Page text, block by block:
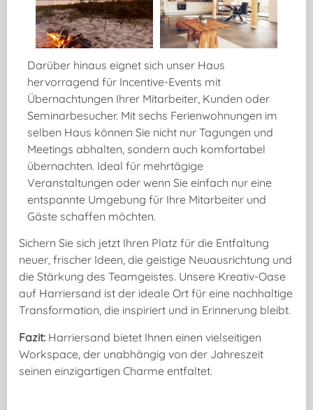
Darüber hinaus eignet sich unser Haus
hervorragend für Incentive-Events mit
Übernachtungen Ihrer Mitarbeiter, Kunden oder
Seminarbesucher. Mit sechs Ferienwohnungen im
selben Haus können Sie nicht nur Tagungen und
Meetings abhalten, sondern auch komfortabel
übernachten. Ideal für mehrtägige
Veranstaltungen oder wenn Sie einfach nur eine
entspannte Umgebung für Ihre Mitarbeiter und
Gäste schaffen möchten.
Sichern Sie sich jetzt Ihren Platz für die Entfaltung
neuer, frischer Ideen, die geistige Neuausrichtung und
die Stärkung des Teamgeistes. Unsere Kreativ-Oase
auf Harriersand ist der ideale Ort für eine nachhaltige
Transformation, die inspiriert und in Erinnerung bleibt.
Fazit: Harriersand bietet Ihnen einen vielseitigen
Workspace, der unabhängig von der Jahreszeit
seinen einzigartigen Charme entfaltet.